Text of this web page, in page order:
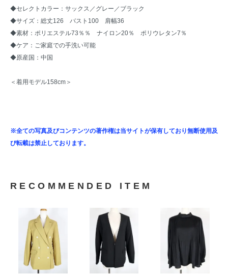
◆セレクトカラー：サックス／グレー／ブラック
◆サイズ：総丈126 バスト100 肩幅36
◆素材：ポリエステル73％％ ナイロン20％ ポリウレタン7％
◆ケア：ご家庭での手洗い可能
◆原産国：中国
＜着用モデル158cm＞
※全ての写真及びコンテンツの著作権は当サイトが保有しており無断使用及
び転載は禁止しております。
RECOMMENDED ITEM